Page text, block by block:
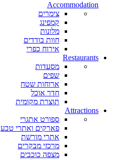
Accommodation
צימרים
קמפינג
מלונות
חוות בודדים
אירוח כפרי
Restaurants
מסעדות
שפים
ארוחות שטח
חדר אוכל
תוצרת מקומית
Attractions
ספורט אתגרי
פארקים ואתרי טבע
אתרי מורשת
מרכזי מבקרים
מצפה כוכבים